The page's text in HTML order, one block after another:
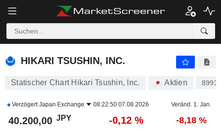
HIKARI TSUSHIN, INC.
HIKARI TSUSHIN, INC.
Statischer Chart Hikari Tsushin, Inc. Aktien
VerzögertJapan Exchange 08:22:50 07.08.2026 Veränd. 1. Jan.
40.200,00 JPY -0,12 % -8,18 %